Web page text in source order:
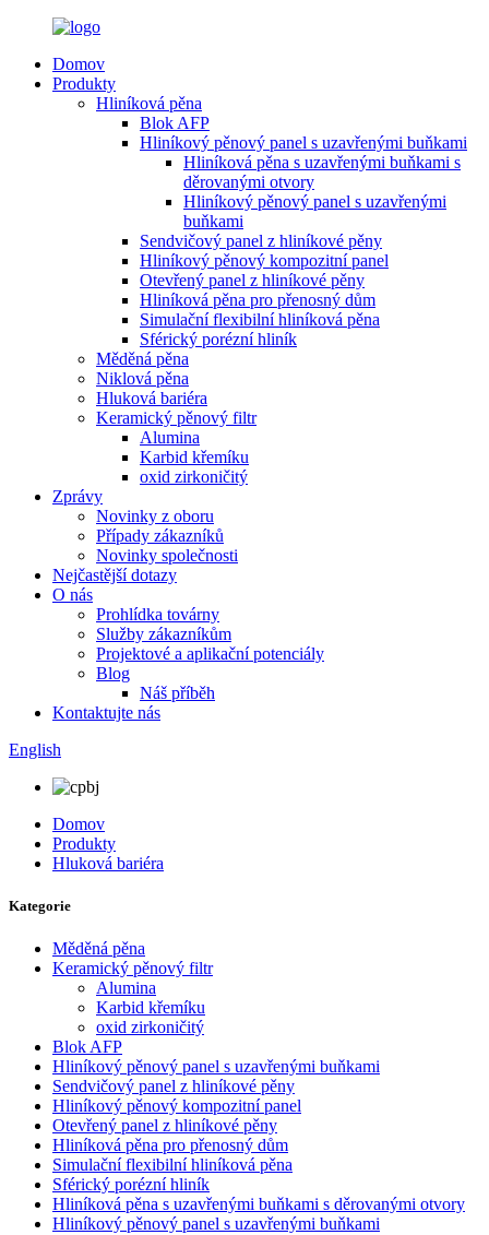
Domov
Produkty
Hliníková pěna
Blok AFP
Hliníkový pěnový panel s uzavřenými buňkami
Hliníková pěna s uzavřenými buňkami s
děrovanými otvory
Hliníkový pěnový panel s uzavřenými
buňkami
Sendvičový panel z hliníkové pěny
Hliníkový pěnový kompozitní panel
Otevřený panel z hliníkové pěny
Hliníková pěna pro přenosný dům
Simulační flexibilní hliníková pěna
Sférický porézní hliník
Měděná pěna
Niklová pěna
Hluková bariéra
Keramický pěnový filtr
Alumina
Karbid křemíku
oxid zirkoničitý
Zprávy
Novinky z oboru
Případy zákazníků
Novinky společnosti
Nejčastější dotazy
O nás
Prohlídka továrny
Služby zákazníkům
Projektové a aplikační potenciály
Blog
Náš příběh
Kontaktujte nás
English
Domov
Produkty
Hluková bariéra
Kategorie
Měděná pěna
Keramický pěnový filtr
Alumina
Karbid křemíku
oxid zirkoničitý
Blok AFP
Hliníkový pěnový panel s uzavřenými buňkami
Sendvičový panel z hliníkové pěny
Hliníkový pěnový kompozitní panel
Otevřený panel z hliníkové pěny
Hliníková pěna pro přenosný dům
Simulační flexibilní hliníková pěna
Sférický porézní hliník
Hliníková pěna s uzavřenými buňkami s děrovanými otvory
Hliníkový pěnový panel s uzavřenými buňkami